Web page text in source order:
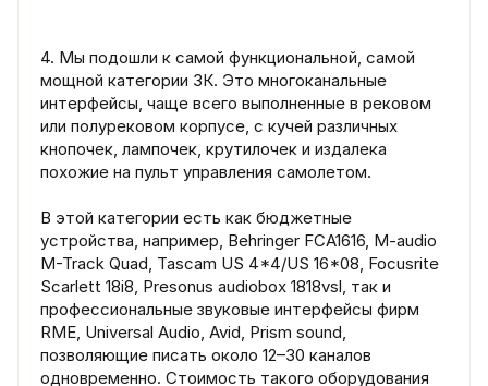
4. Мы подошли к самой функциональной, самой
мощной категории ЗК. Это многоканальные
интерфейсы, чаще всего выполненные в рековом
или полурековом корпусе, с кучей различных
кнопочек, лампочек, крутилочек и издалека
похожие на пульт управления самолетом.
В этой категории есть как бюджетные
устройства, например, Behringer FCA1616, M-audio
M-Track Quad, Tascam US 4*4/US 16*08, Focusrite
Scarlett 18i8, Presonus audiobox 1818vsl, так и
профессиональные звуковые интерфейсы фирм
RME, Universal Audio, Avid, Prism sound,
позволяющие писать около 12–30 каналов
одновременно. Стоимость такого оборудования